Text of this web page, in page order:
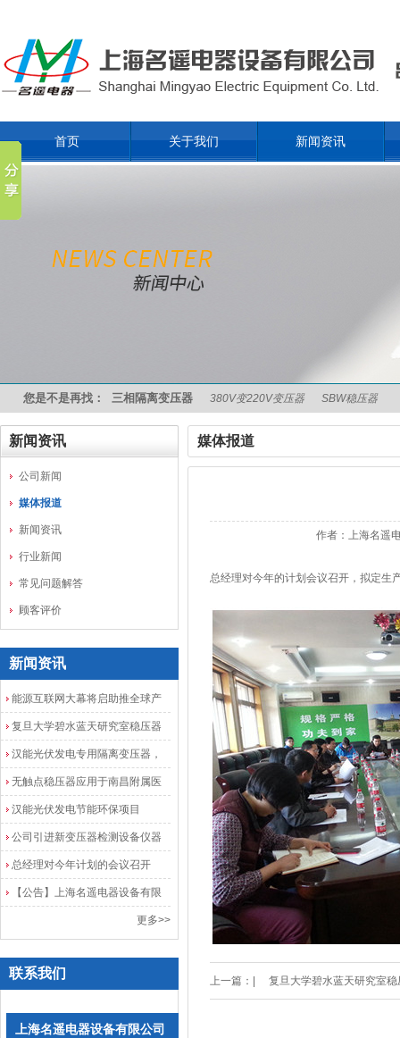
首页 关于我们 新闻资讯
您是不是再找： 三相隔离变压器 380V变220V变压器 SBW稳压器
新闻资讯
公司新闻
媒体报道
新闻资讯
行业新闻
常见问题解答
顾客评价
新闻资讯
能源互联网大幕将启助推全球产
业发展加速度
复旦大学碧水蓝天研究室稳压器
安装调试成功
汉能光伏发电专用隔离变压器，
光伏发电隔离配电柜
无触点稳压器应用于南昌附属医
院
汉能光伏发电节能环保项目
公司引进新变压器检测设备仪器
总经理对今年计划的会议召开
【公告】上海名遥电器设备有限
更多>>
联系我们
上海名遥电器设备有限公司
媒体报道
作者：上海名遥
总经理对今年的计划会议召开，拟定生
上一篇：| 复旦大学碧水蓝天研究室